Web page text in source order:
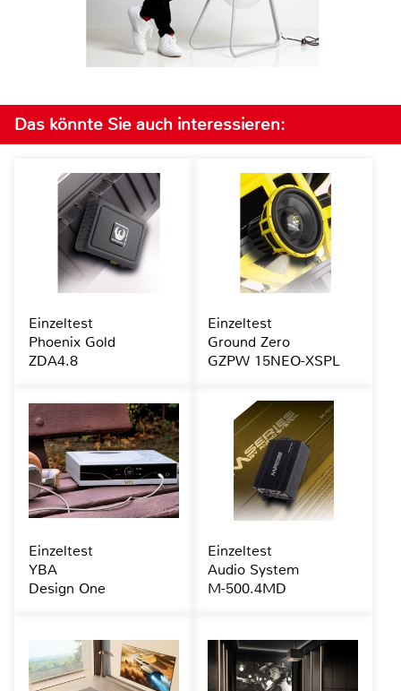
Das könnte Sie auch interessieren:
Einzeltest
Phoenix Gold
ZDA4.8
Einzeltest
Ground Zero
GZPW 15NEO-XSPL
Einzeltest
YBA
Design One
Einzeltest
Audio System
M-500.4MD